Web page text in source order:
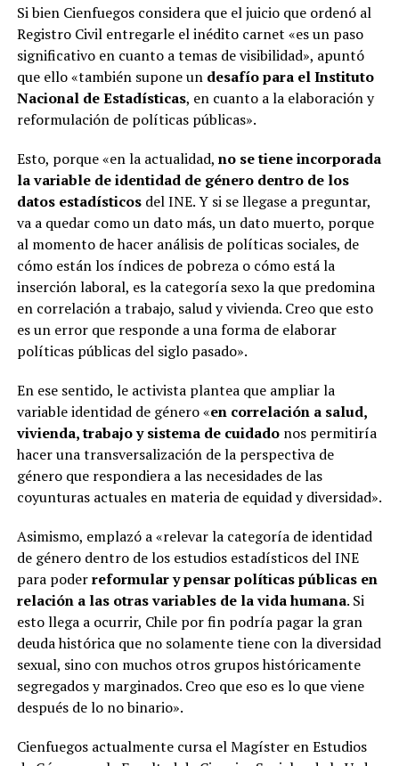
Si bien Cienfuegos considera que el juicio que ordenó al
Registro Civil entregarle el inédito carnet «es un paso
significativo en cuanto a temas de visibilidad», apuntó
que ello «también supone un desafío para el Instituto
Nacional de Estadísticas, en cuanto a la elaboración y
reformulación de políticas públicas».
Esto, porque «en la actualidad, no se tiene incorporada
la variable de identidad de género dentro de los
datos estadísticosdel INE. Y si se llegase a preguntar,
va a quedar como un dato más, un dato muerto, porque
al momento de hacer análisis de políticas sociales, de
cómo están los índices de pobreza o cómo está la
inserción laboral, es la categoría sexo la que predomina
en correlación a trabajo, salud y vivienda. Creo que esto
es un error que responde a una forma de elaborar
políticas públicas del siglo pasado».
En ese sentido, le activista plantea que ampliar la
variable identidad de género «en correlación a salud,
vivienda, trabajo y sistema de cuidadonos permitiría
hacer una transversalización de la perspectiva de
género que respondiera a las necesidades de las
coyunturas actuales en materia de equidad y diversidad».
Asimismo, emplazó a «relevar la categoría de identidad
de género dentro de los estudios estadísticos del INE
para poderreformular y pensar políticas públicas en
relación a las otras variables de la vida humana. Si
esto llega a ocurrir, Chile por fin podría pagar la gran
deuda histórica que no solamente tiene con la diversidad
sexual, sino con muchos otros grupos históricamente
segregados y marginados. Creo que eso es lo que viene
después de lo no binario».
Cienfuegos actualmente cursa el Magíster en Estudios